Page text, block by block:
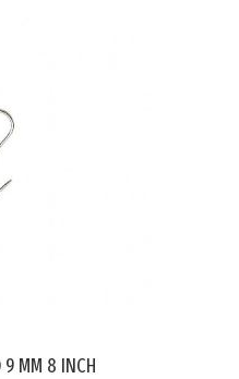
9 MM 8 INCH